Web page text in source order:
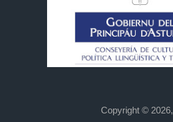
Copyright © 2026,